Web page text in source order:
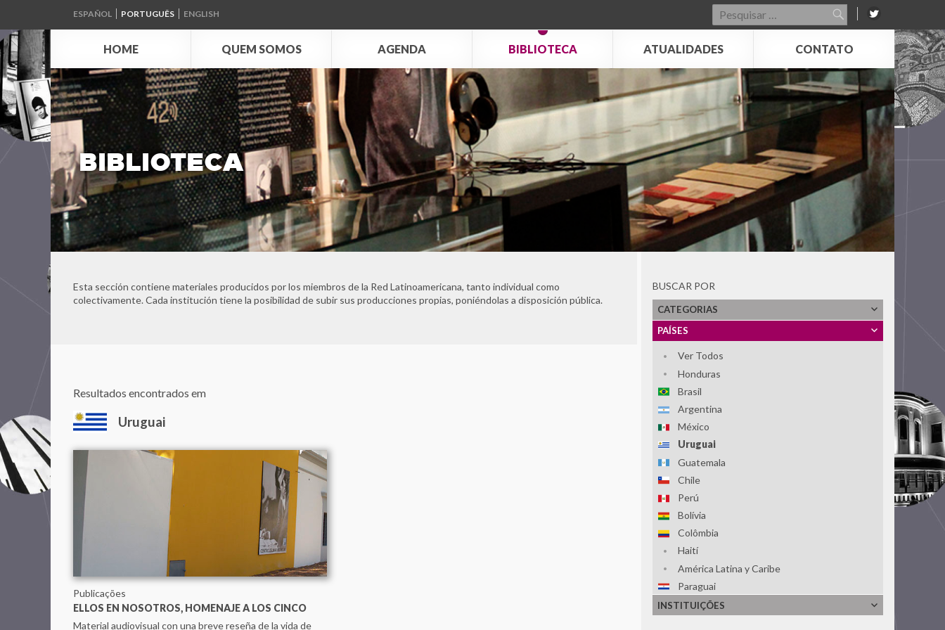
ESPAÑOL ENGLISH
PORTUGUÊS
Pesquisar
por:
HOME
QUEM SOMOS AGENDA BIBLIOTECA ATUALIDADES CONTATO
BIBLIOTECA
Esta sección contiene materiales producidos por los miembros de la Red Latinoamericana, tanto individual como
colectivamente. Cada institución tiene la posibilidad de subir sus producciones propias, poniéndolas a disposición pública.
Resultados encontrados em
Uruguai
Publicações
ELLOS EN NOSOTROS, HOMENAJE A LOS CINCO
Material audiovisual con una breve reseña de la vida de
BUSCAR POR
CATEGORIAS
PAÍSES
Ver Todos
Honduras
Brasil
Argentina
México
Uruguai
Guatemala
Chile
Perú
Bolívia
Colômbia
Haití
América Latina y Caribe
Paraguai
El Salvador
INSTITUIÇÕES